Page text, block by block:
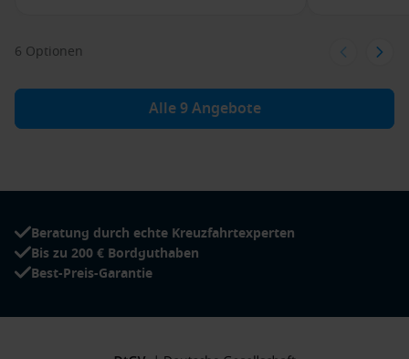
6 Optionen
Alle 9 Angebote
Beratung durch echte Kreuzfahrtexperten
Bis zu 200 € Bordguthaben
Best-Preis-Garantie